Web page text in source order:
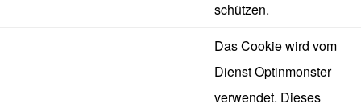
schützen.
Das Cookie wird vom
Dienst Optinmonster
verwendet. Dieses